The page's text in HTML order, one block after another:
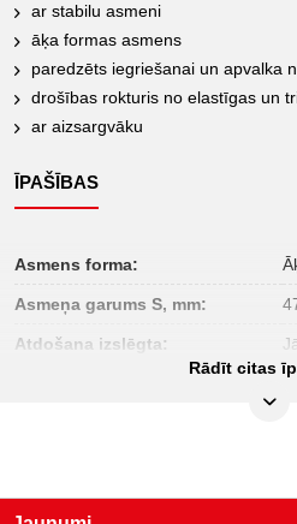
ar stabilu asmeni
āķa formas asmens
paredzēts iegriešanai un apvalka
drošības rokturis no elastīgas un
ar aizsargvāku
ĪPAŠĪBAS
Asmens forma:
Asmeņa garums S, mm:
Atdošana izslēgta: Jā
Iesaiņojuma garums, mm:
Rādīt citas